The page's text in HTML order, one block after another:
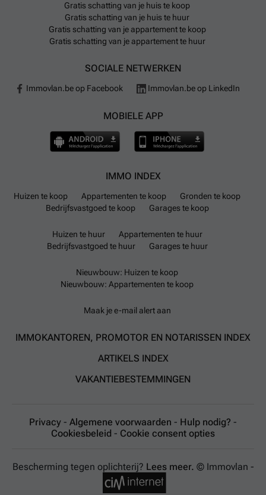
Gratis schatting van je huis te koop
Gratis schatting van je huis te huur
Gratis schatting van je appartement te koop
Gratis schatting van je appartement te huur
SOCIALE NETWERKEN
Immovlan.be op Facebook Immovlan.be op LinkedIn
MOBIELE APP
IMMO INDEX
Huizen te koop Appartementen te koop
Gronden te koop
Bedrijfsvastgoed te koop
Garages te koop
Huizen te huur
Appartementen te huur
Bedrijfsvastgoed te huur
Garages te huur
Nieuwbouw: Huizen te koop
Nieuwbouw: Appartementen te koop
Maak je e-mail alert aan
IMMOKANTOREN, PROMOTOR EN NOTARISSEN INDEX
ARTIKELS INDEX
VAKANTIEBESTEMMINGEN
Privacy - Algemene voorwaarden - Hulp nodig? -
Cookiesbeleid - Cookie consent opties
Bescherming tegen oplichterij? Lees meer. © Immovlan -